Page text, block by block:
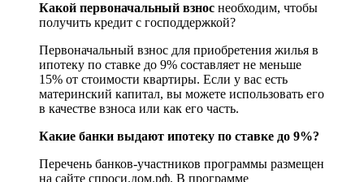
Какой первоначальный взнос необходим, чтобы
получить кредит с господдержкой?
Первоначальный взнос для приобретения жилья в
ипотеку по ставке до 9% составляет не меньше
15% от стоимости квартиры. Если у вас есть
материнский капитал, вы можете использовать его
в качестве взноса или как его часть.
Какие банки выдают ипотеку по ставке до 9%?
Перечень банков-участников программы размещен
на сайте спроси.дом.рф. В программе